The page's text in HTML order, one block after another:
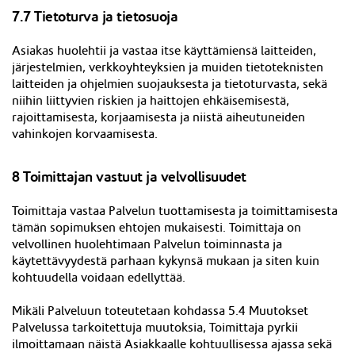
7.7 Tietoturva ja tietosuoja
Asiakas huolehtii ja vastaa itse käyttämiensä laitteiden,
järjestelmien, verkkoyhteyksien ja muiden tietoteknisten
laitteiden ja ohjelmien suojauksesta ja tietoturvasta, sekä
niihin liittyvien riskien ja haittojen ehkäisemisestä,
rajoittamisesta, korjaamisesta ja niistä aiheutuneiden
vahinkojen korvaamisesta.
8 Toimittajan vastuut ja velvollisuudet
Toimittaja vastaa Palvelun tuottamisesta ja toimittamisesta
tämän sopimuksen ehtojen mukaisesti. Toimittaja on
velvollinen huolehtimaan Palvelun toiminnasta ja
käytettävyydestä parhaan kykynsä mukaan ja siten kuin
kohtuudella voidaan edellyttää.
Mikäli Palveluun toteutetaan kohdassa 5.4 Muutokset
Palvelussa tarkoitettuja muutoksia, Toimittaja pyrkii
ilmoittamaan näistä Asiakkaalle kohtuullisessa ajassa sekä